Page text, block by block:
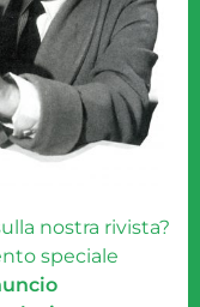
nostra rivista?
speciale